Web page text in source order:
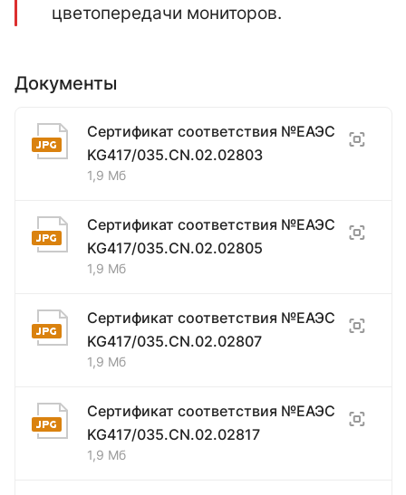
цветопередачи мониторов.
Документы
Сертификат соответствия №ЕАЭС
KG417/035.CN.02.02803
1,9 Мб
Сертификат соответствия №ЕАЭС
KG417/035.CN.02.02805
1,9 Мб
Сертификат соответствия №ЕАЭС
KG417/035.CN.02.02807
1,9 Мб
Сертификат соответствия №ЕАЭС
KG417/035.CN.02.02817
1,9 Мб